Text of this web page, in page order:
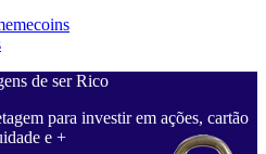
de ser Rico
para investir em ações, cartão
e +